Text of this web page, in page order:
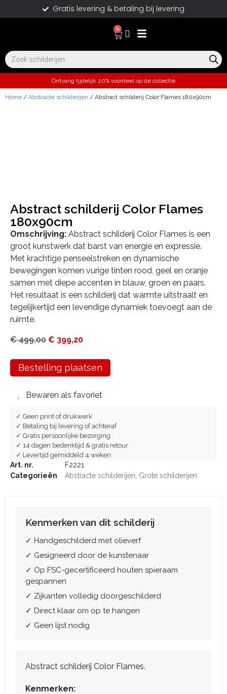
Gratis levering & betaling bij levering
0
Ontvang tijdelijk 20% voordeel op de collectie
Home / Abstracte schilderijen / Abstract schilderij Color Flames 180x90cm
Abstract schilderij Color Flames
180x90cm
Omschrijving: Abstract schilderij Color Flames is een
groot kunstwerk dat barst van energie en expressie.
Met krachtige penseelstreken en dynamische
bewegingen komen vurige tinten rood, geel en oranje
samen met diepe accenten in blauw, groen en paars.
Het resultaat is een schilderij dat warmte uitstraalt en
tegelijkertijd een levendige dynamiek toevoegt aan de
ruimte.
€499,00 € 399,20
Bestelling plaatsen
Bewaren als favoriet
✓ Geen print of drukwerk
✓ Betaling bij levering of achteraf
✓ Gratis persoonlijke bezorging
✓ 14 dagen bedenktijd & gratis retour
✓ Levertijd gemiddeld 4 weken
Art. nr.
F2221
Categorieën
Abstracte schilderijen Grote schilderijen
Kenmerken van dit schilderij
✓ Handgeschilderd met olieverf
✓ Gesigneerd door de kunstenaar
✓ Op FSC-gecertificeerd houten spieraam
gespannen
✓ Zijkanten volledig doorgeschilderd
✓ Direct klaar om op te hangen
✓ Geen lijst nodig
Abstract schilderij Color Flames.
Kenmerken: